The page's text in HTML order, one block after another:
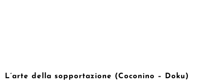
L’arte della sopportazione (Coconino – Doku)